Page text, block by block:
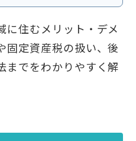
に住むメリット・デメ
固定資産税の扱い、後
までをわかりやすく解